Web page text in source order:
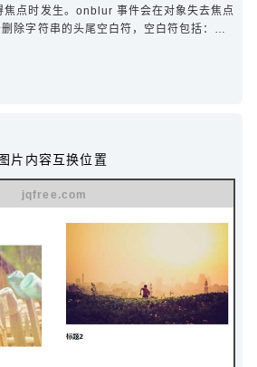
点时发生。onblur 事件会在对象失去焦点
除字符串的头尾空白符，空白符包括：空
其他空…
片内容互换位置